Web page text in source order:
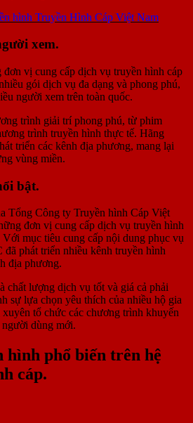
hình Truyền Hình Cáp Việt Nam
xem.
vị cung cấp dịch vụ truyền hình cáp
gói dịch vụ đa dạng và phong phú,
người xem trên toàn quốc.
trình giải trí phong phú, từ phim
trình truyền hình thực tế. Hãng
triển các kênh địa phương, mang lại
vùng miền.
bật.
Tổng Công ty Truyền hình Cáp Việt
đơn vị cung cấp dịch vụ truyền hình
mục tiêu cung cấp nội dung phục vụ
phát triển nhiều kênh truyền hình
địa phương.
lượng dịch vụ tốt và giá cả phải
sự lựa chọn yêu thích của nhiều hộ gia
tổ chức các chương trình khuyến
người dùng mới.
hình phổ biến trên hệ
cáp.